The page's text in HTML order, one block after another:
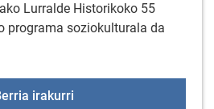
Lurralde Historikoko 55
programa soziokulturala da
irakurri